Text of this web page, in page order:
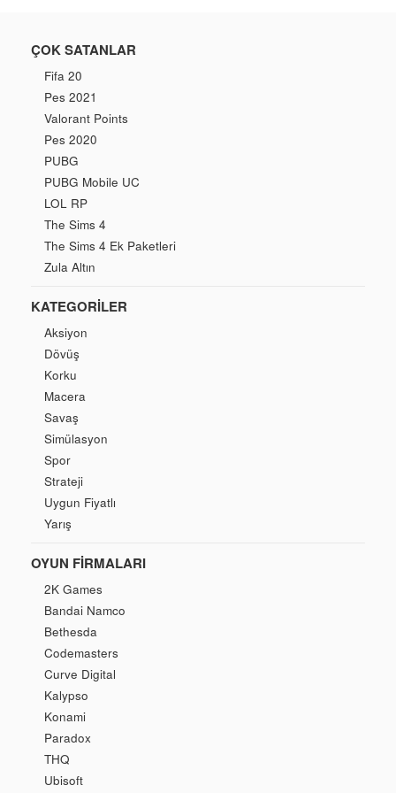
ÇOK SATANLAR
Fifa 20
Pes 2021
Valorant Points
Pes 2020
PUBG
PUBG Mobile UC
LOL RP
The Sims 4
The Sims 4 Ek Paketleri
Zula Altın
KATEGORILER
Aksiyon
Dövüş
Korku
Macera
Savaş
Simülasyon
Spor
Strateji
Uygun Fiyatlı
Yarış
OYUN FIRMALARI
2K Games
Bandai Namco
Bethesda
Codemasters
Curve Digital
Kalypso
Konami
Paradox
THQ
Ubisoft